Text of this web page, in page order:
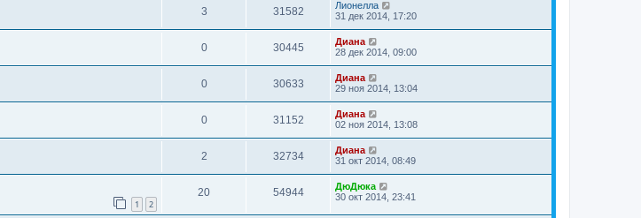
3 31582
Лионелла
31 дек 2014, 17:20
0 30445
Диана
28 дек 2014, 09:00
0 30633
Диана
29 ноя 2014, 13:04
0 31152
Диана
02 ноя 2014, 13:08
2 32734
Диана
31 окт 2014, 08:49
1 2
20 54944
ДюДюка
30 окт 2014, 23:41